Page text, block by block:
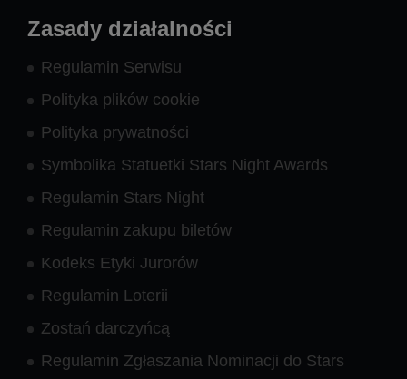
Zasady działalności
Regulamin Serwisu
Polityka plików cookie
Polityka prywatności
Symbolika Statuetki Stars Night Awards
Regulamin Stars Night
Regulamin zakupu biletów
Kodeks Etyki Jurorów
Regulamin Loterii
Zostań darczyńcą
Regulamin Zgłaszania Nominacji do Stars